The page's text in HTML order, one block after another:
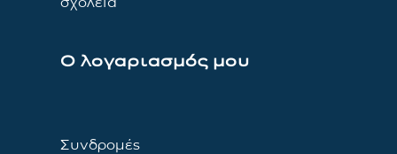
Ο λογαριασμός μου
Συνδρομές